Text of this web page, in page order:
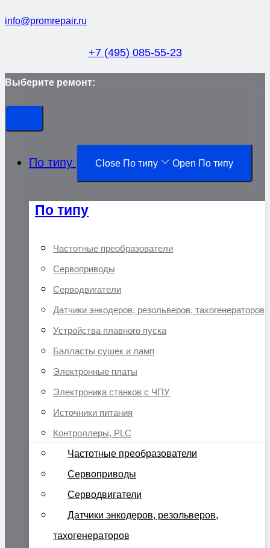
info@promrepair.ru
+7 (495) 085-55-23
Выберите ремонт:
По типу Close По типу Open По типу
По типу
Частотные преобразователи
Сервоприводы
Серводвигатели
Датчики энкодеров, резольверов, тахогенераторов
Устройства плавного пуска
Балласты сушек и ламп
Электронные платы
Электроника станков с ЧПУ
Источники питания
Контроллеры, PLC
Частотные преобразователи
Сервоприводы
Серводвигатели
Датчики энкодеров, резольверов,
тахогенераторов